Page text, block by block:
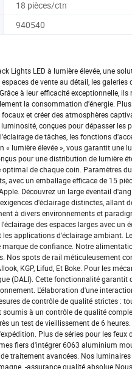
18 pièces/ctn
940540
Lights LED à lumière élevée, une
de vente au détail, les
à leur efficacité exceptionnelle,
la consommation d'énergie.
et créer des atmosphères
conçues pour dépasser
de tâches, les fonctions
lumière élevée », vous garantit
pour une distribution de lumière
optimal de chaque coin. Paramètres
avec un emballage efficace de 15
Découvrez un large éventail
d'éclairage distinctes,
à divers environnements et
des espaces larges avec
applications d'éclairage ambiant.
de confiance. Notre
Nos spots de rail méticuleusement
KGP, Lifud, Et Boke. Pour les
(DALI). Cette fonctionnalité
L'élaboration d'une
de contrôle de qualité strictes :
à un contrôle de qualité
un test de vieillissement de 6
Plus de séries pour les
fiers d'intégrer 6063 aluminium
traitement avancées. Nos
-assurance qualité absolue